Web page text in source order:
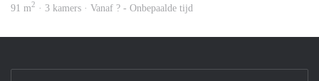
91 m2 · 3 kamers · Vanaf ? - Onbepaalde tijd